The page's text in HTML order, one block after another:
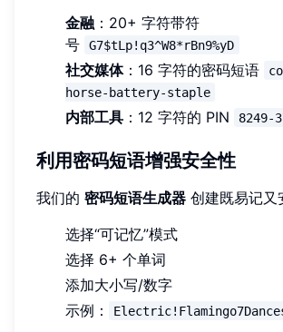
金融 ：20+ 字符带符
号
G7$tLp!q3^W8*rBn9%yD
社交媒体：16 字符的密码短语
horse-battery-staple
内部工具 ：12 字符的 PIN 8249-
利用密码短语增强安全性
我们的 密码短语生成器 创建既易记又
选择“可记忆”模式
选择 6+ 个单词
添加大小写/数字
示例：